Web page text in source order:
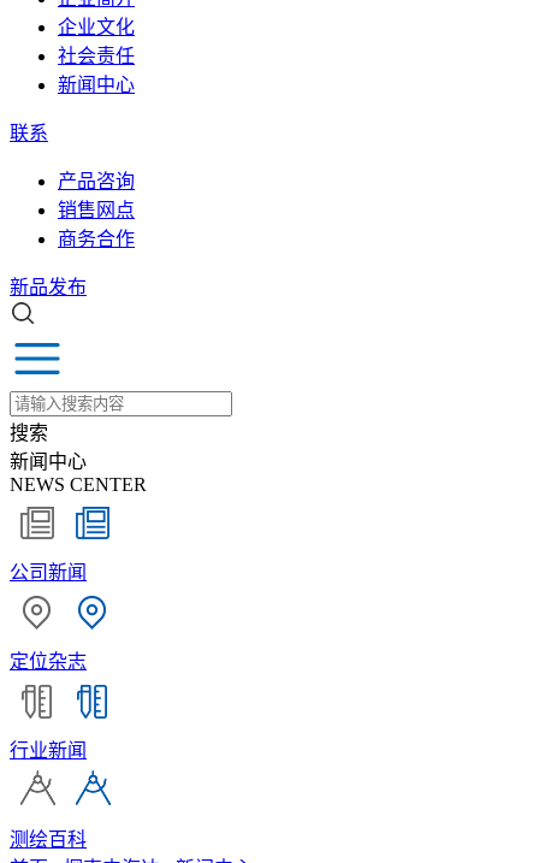
企业文化
社会责任
新闻中心
联系
产品咨询
销售网点
商务合作
新品发布
搜索
新闻中心
NEWS CENTER
公司新闻
定位杂志
行业新闻
测绘百科